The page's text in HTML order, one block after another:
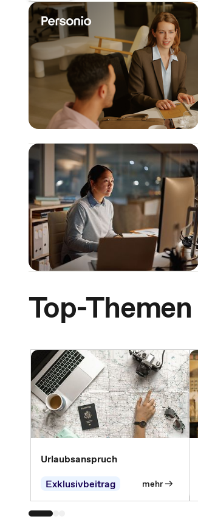
Top-Themen
Urlaubsanspruch
Exklusivbeitrag
mehr